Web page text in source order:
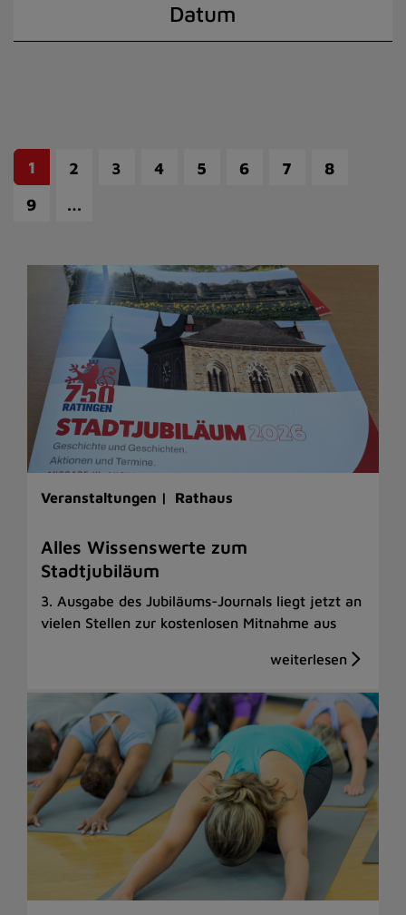
Datum
1 2 3 4 5 6 7
8
9
…
Veranstaltungen | Rathaus
Alles Wissenswerte zum
Stadtjubiläum
3. Ausgabe des Jubiläums-Journals liegt jetzt an
vielen Stellen zur kostenlosen Mitnahme aus